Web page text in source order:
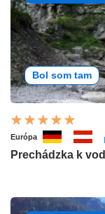
Bol som tam
Európa
Prechádzka k